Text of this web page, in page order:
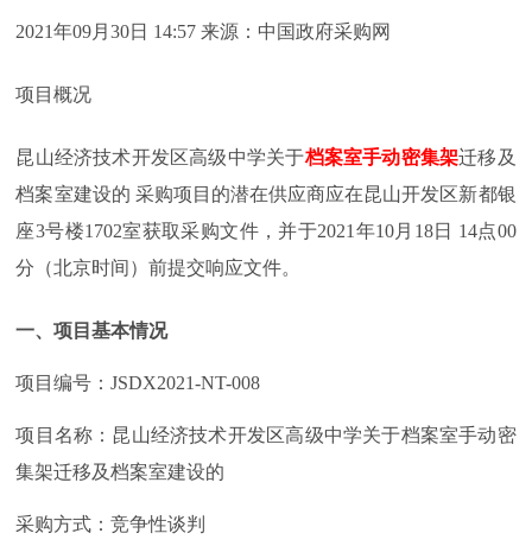
2021年09月30日 14:57 来源：中国政府采购网
项目概况
昆山经济技术开发区高级中学关于档案室手动密集架迁移及
档案室建设的 采购项目的潜在供应商应在昆山开发区新都银
座3号楼1702室获取采购文件，并于2021年10月18日 14点00
分（北京时间）前提交响应文件。
一、项目基本情况
项目编号：JSDX2021-NT-008
项目名称：昆山经济技术开发区高级中学关于档案室手动密
集架迁移及档案室建设的
采购方式：竞争性谈判